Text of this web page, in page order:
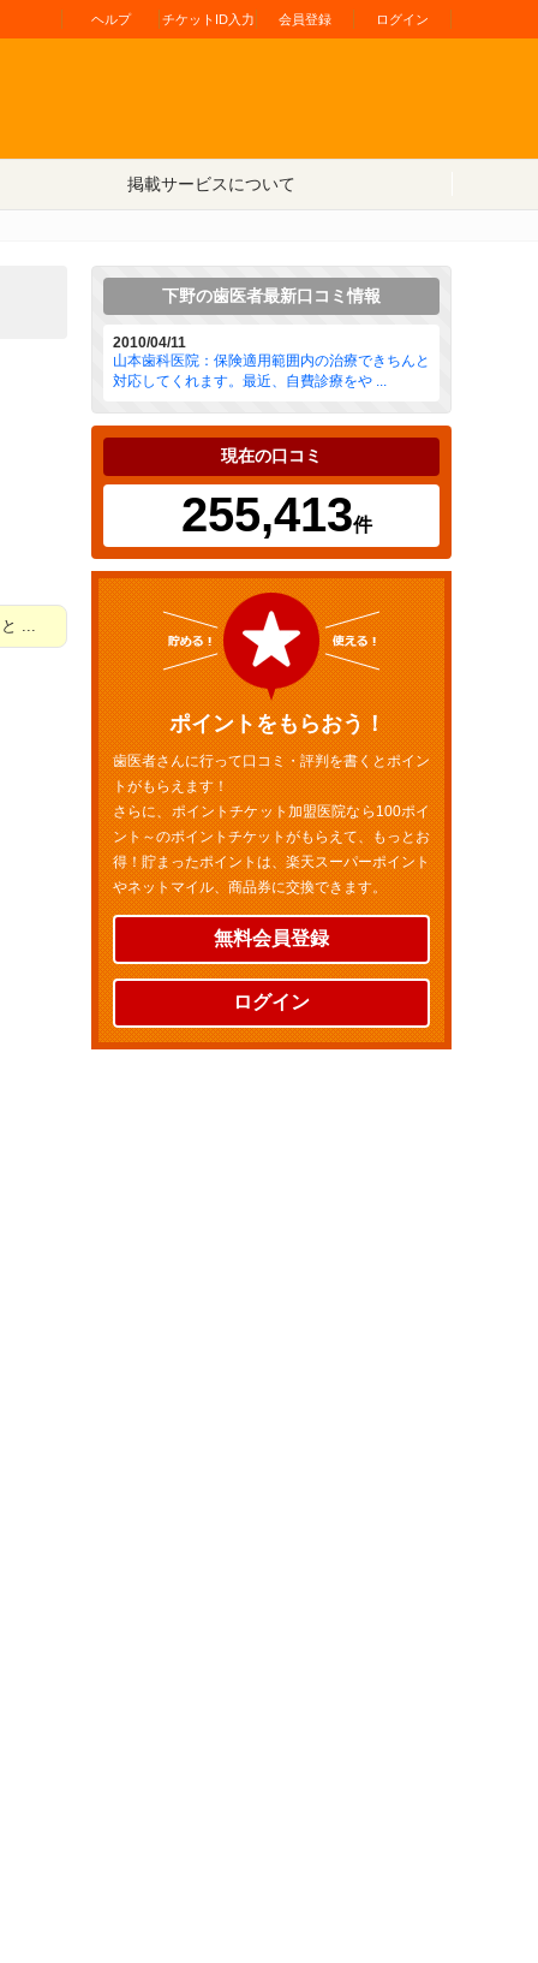
ヘルプ チケットID入力 会員登録 ログイン
掲載サービスについて
...
下野の歯医者最新口コミ情報
2010/04/11
山本歯科医院：保険適用範囲内の治療できちんと
対応してくれます。最近、自費診療をや ...
現在の口コミ
255,413件
ポイントをもらおう！
歯医者さんに行って口コミ・評判を書くとポイン
トがもらえます！
さらに、ポイントチケット加盟医院なら100ポイ
ント～のポイントチケットがもらえて、もっとお
得！貯まったポイントは、楽天スーパーポイント
やネットマイル、商品券に交換できます。
無料会員登録
ログイン